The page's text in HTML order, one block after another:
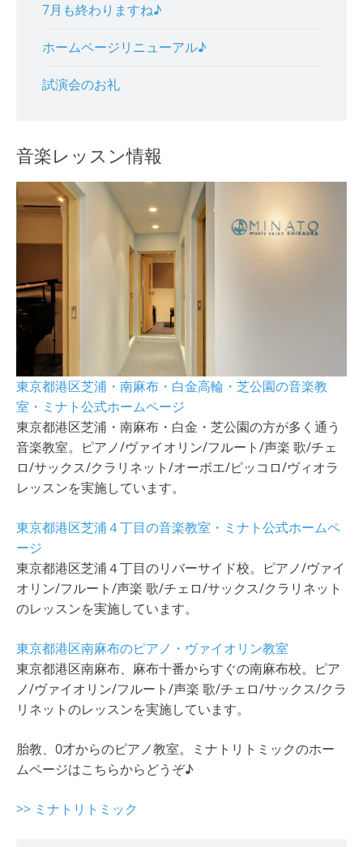
7月も終わりますね♪
ホームページリニューアル♪
試演会のお礼
音楽レッスン情報
東京都港区芝浦・南麻布・白金高輪・芝公園の音楽教
室・ミナト公式ホームページ
東京都港区芝浦・南麻布・白金・芝公園の方が多く通う
音楽教室。ピアノ/ヴァイオリン/フルート/声楽 歌/チェ
ロ/サックス/クラリネット/オーボエ/ピッコロ/ヴィオラ
レッスンを実施しています。
東京都港区芝浦４丁目の音楽教室・ミナト公式ホームペ
ージ
東京都港区芝浦４丁目のリバーサイド校。ピアノ/ヴァイ
オリン/フルート/声楽 歌/チェロ/サックス/クラリネット
のレッスンを実施しています。
東京都港区南麻布のピアノ・ヴァイオリン教室
東京都港区南麻布、麻布十番からすぐの南麻布校。ピア
ノ/ヴァイオリン/フルート/声楽 歌/チェロ/サックス/クラ
リネットのレッスンを実施しています。
胎教、0才からのピアノ教室。ミナトリトミックのホー
ムページはこちらからどうぞ♪
>> ミナトリトミック